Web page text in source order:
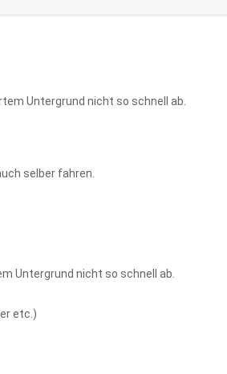
Untergrund nicht so schnell ab.
selber fahren.
Untergrund nicht so schnell ab.
etc.)